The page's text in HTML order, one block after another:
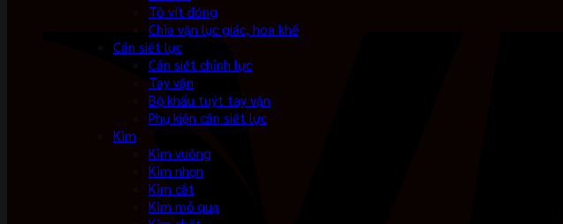
Tô vít đóng
Chìa vặn lục giác, hoa khế
Cần siết lực
Cần siết chỉnh lực
Tay vặn
Bộ khẩu tuýt tay vặn
Phụ kiện cần siết lực
Kìm
Kìm vuông
Kìm nhọn
Kìm cắt
Kìm mỏ quạ